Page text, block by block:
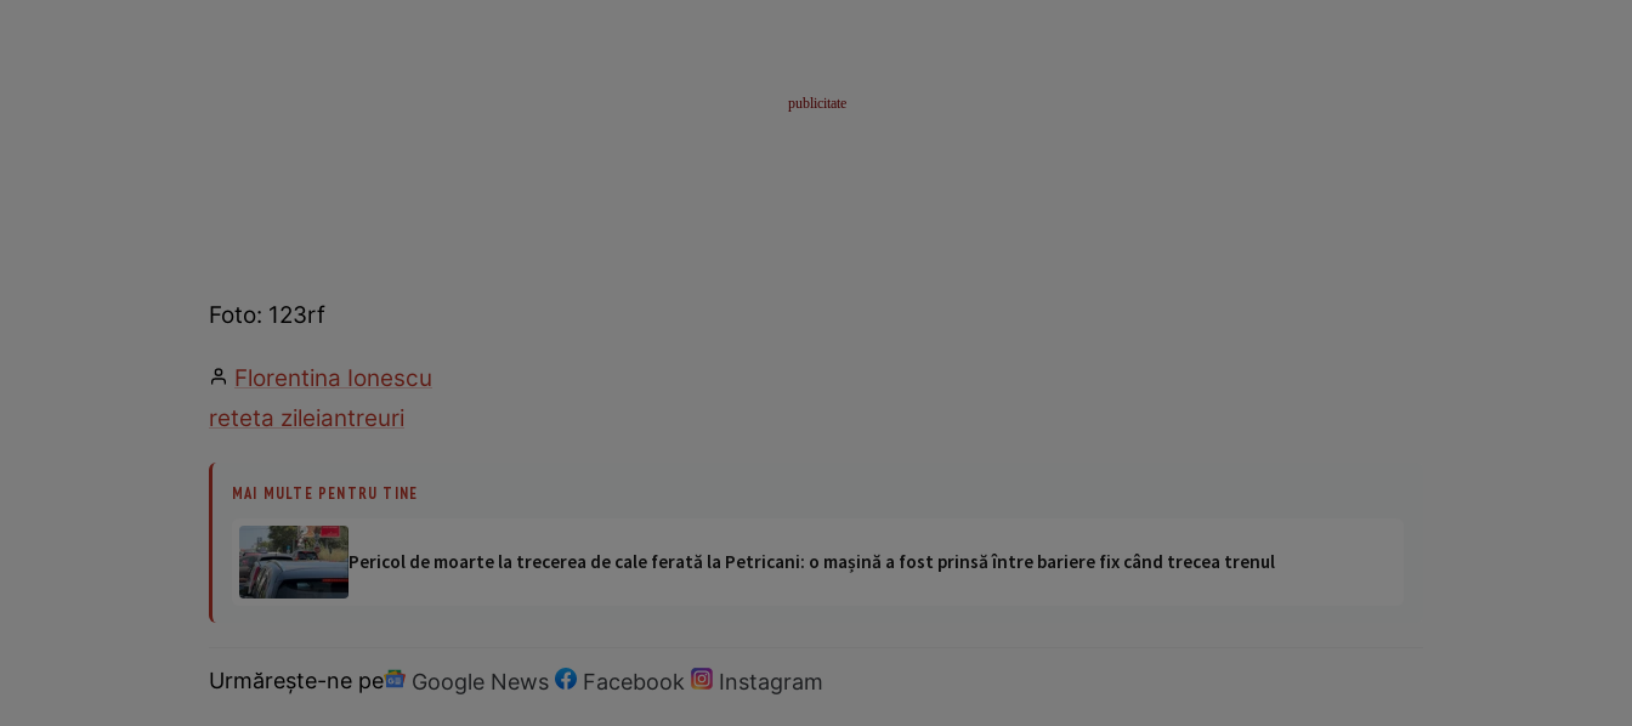
Foto: 123rf
Florentina Ionescu
reteta zileiantreuri
MAI MULTE PENTRU TINE
Pericol de moarte la trecerea de cale ferată la Petricani: o mașină a fost prinsă între bariere fix când trecea trenul
Urmărește-ne pe Google News Facebook Instagram